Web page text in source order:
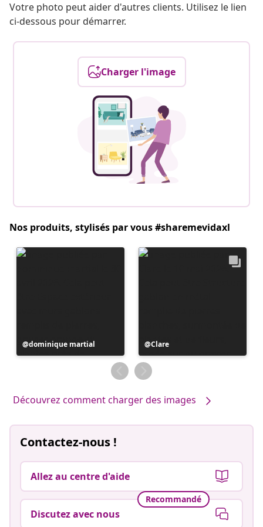
Votre photo peut aider d'autres clients. Utilisez le lien
ci-dessous pour démarrer.
Charger l'image
Nos produits, stylisés par vous #sharemevidaxl
Publication
publiée
dominique martial
Publication
publiée
par
Clare
Découvrez comment charger des images
Contactez-nous !
Allez au centre d'aide
Recommandé
Discutez avec nous